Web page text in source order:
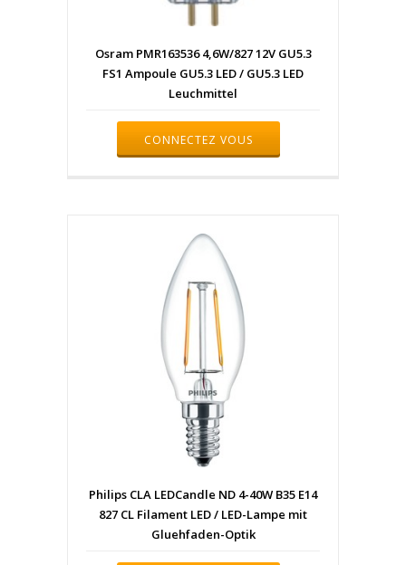
Osram PMR163536 4,6W/827 12V GU5.3
FS1 Ampoule GU5.3 LED / GU5.3 LED
Leuchmittel
CONNECTEZ VOUS
Philips CLA LEDCandle ND 4-40W B35 E14
827 CL Filament LED / LED-Lampe mit
Gluehfaden-Optik